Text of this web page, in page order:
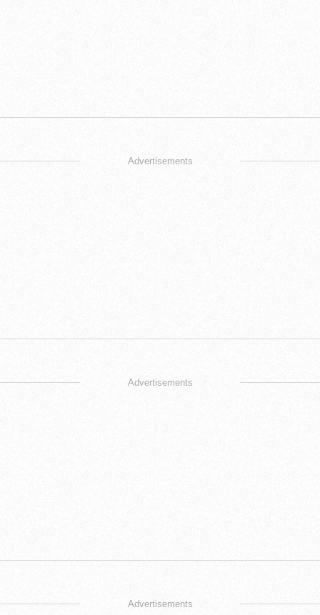
Advertisements
Advertisements
Advertisements